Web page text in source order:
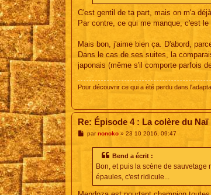
C'est gentil de ta part, mais on m'a
Par contre, ce qui me manque, c'est
Mais bon, j'aime bien ça. D'abord,
Dans le cas de ses suites, la
japonais (même s'il comporte parfois
Pour découvrir ce qui a été perdu dans
Re: Épisode 4 : La colère du Naï
Mparnonoko» 23 10 2016, 09:47
Bend a écrit :
Bon, et puis la scène de sauvetage
épaules, c'est ridicule...